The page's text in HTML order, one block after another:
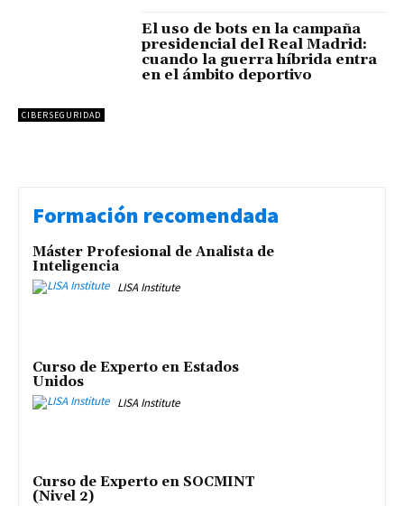
CIBERSEGURIDAD
El uso de bots en la campaña
presidencial del Real Madrid:
cuando la guerra híbrida entra
en el ámbito deportivo
Formación recomendada
Máster Profesional de Analista de
Inteligencia
LISA Institute
Curso de Experto en Estados
Unidos
LISA Institute
Curso de Experto en SOCMINT
(Nivel 2)